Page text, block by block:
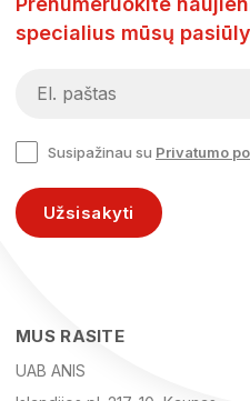
specialius mūsų
Susipažinau su Privatumo
Užsisakyti
MUS RASITE
UAB ANIS